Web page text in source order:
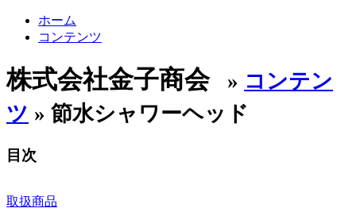
ホーム
コンテンツ
株式会社金子商会 » コンテン
ツ » 節水シャワーヘッド
目次
取扱商品